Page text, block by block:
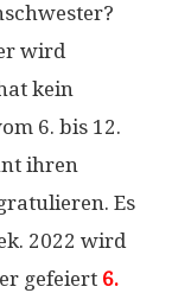
wird
kein
6. bis 12.
ihren
Es
2022 wird
gefeiert 6.